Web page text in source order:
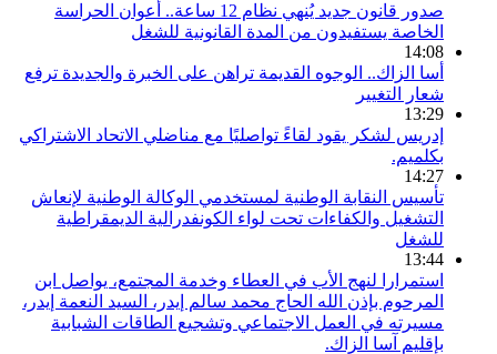
صدور قانون جديد يُنهي نظام 12 ساعة.. أعوان الحراسة
الخاصة يستفيدون من المدة القانونية للشغل
14:08
أسا الزاك.. الوجوه القديمة تراهن على الخبرة والجديدة ترفع
شعار التغيير
13:29
إدريس لشكر يقود لقاءً تواصليًا مع مناضلي الاتحاد الاشتراكي
بكلميم.
14:27
تأسيس النقابة الوطنية لمستخدمي الوكالة الوطنية لإنعاش
التشغيل والكفاءات تحت لواء الكونفدرالية الديمقراطية
للشغل
13:44
استمرارا لنهج الأب في العطاء وخدمة المجتمع، يواصل ابن
المرحوم بإذن الله الحاج محمد سالم إيدر، السيد النعمة إيدر،
مسيرته في العمل الاجتماعي وتشجيع الطاقات الشبابية
بإقليم آسا الزاك.